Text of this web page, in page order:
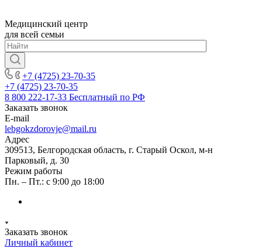
Медицинский центр
для всей семьи
+7 (4725) 23-70-35
+7 (4725) 23-70-35
8 800 222-17-33 Бесплатный по РФ
Заказать звонок
E-mail
lebgokzdorovje@mail.ru
Адрес
309513, Белгородская область, г. Старый Оскол, м-н
Парковый, д. 30
Режим работы
Пн. – Пт.: с 9:00 до 18:00
Заказать звонок
Личный кабинет